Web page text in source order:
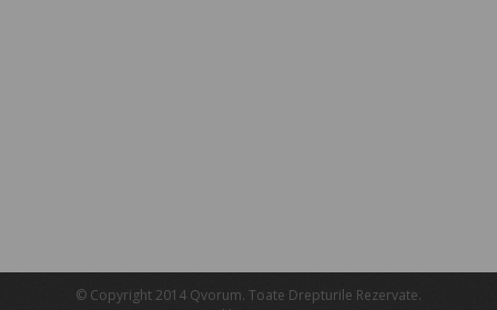
© Copyright 2014 Qvorum. Toate Drepturile Rezervate.